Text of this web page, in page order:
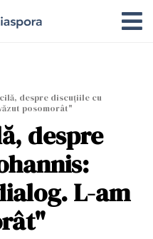
despre discuţiile cu
posomorât"
despre
L-am